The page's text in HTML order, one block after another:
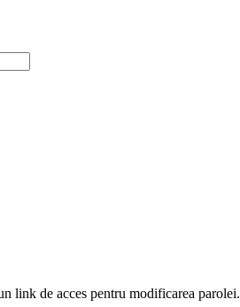
link de acces pentru modificarea parolei.